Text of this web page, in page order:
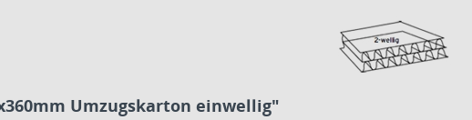
Umzugskarton einwellig"